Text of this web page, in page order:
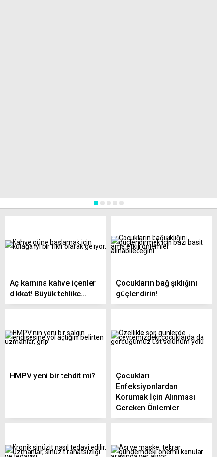
1
Aç karnına kahve içenler
dikkat! Büyük tehlike…
Çocukların bağışıklığını
güçlendirin!
HMPV yeni bir tehdit mi?
Çocukları
Enfeksiyonlardan
Korumak İçin Alınması
Gereken Önlemler